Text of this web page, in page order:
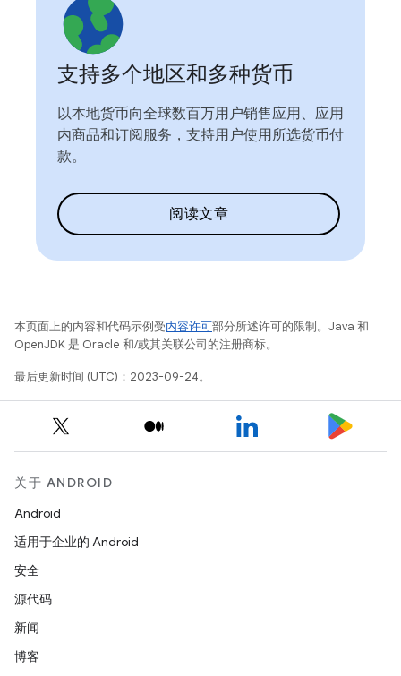
支持多个地区和多种货币
以本地货币向全球数百万用户销售应用、应用
内商品和订阅服务，支持用户使用所选货币付
款。
阅读文章
本页面上的内容和代码示例受内容许可部分所述许可的限制。Java 和
OpenJDK 是 Oracle 和/或其关联公司的注册商标。
最后更新时间 (UTC)：2023-09-24。
关于 ANDROID
Android
适用于企业的 Android
安全
源代码
新闻
博客